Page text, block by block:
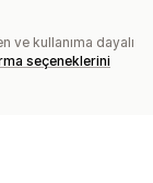
ve kullanıma dayalı
seçeneklerini